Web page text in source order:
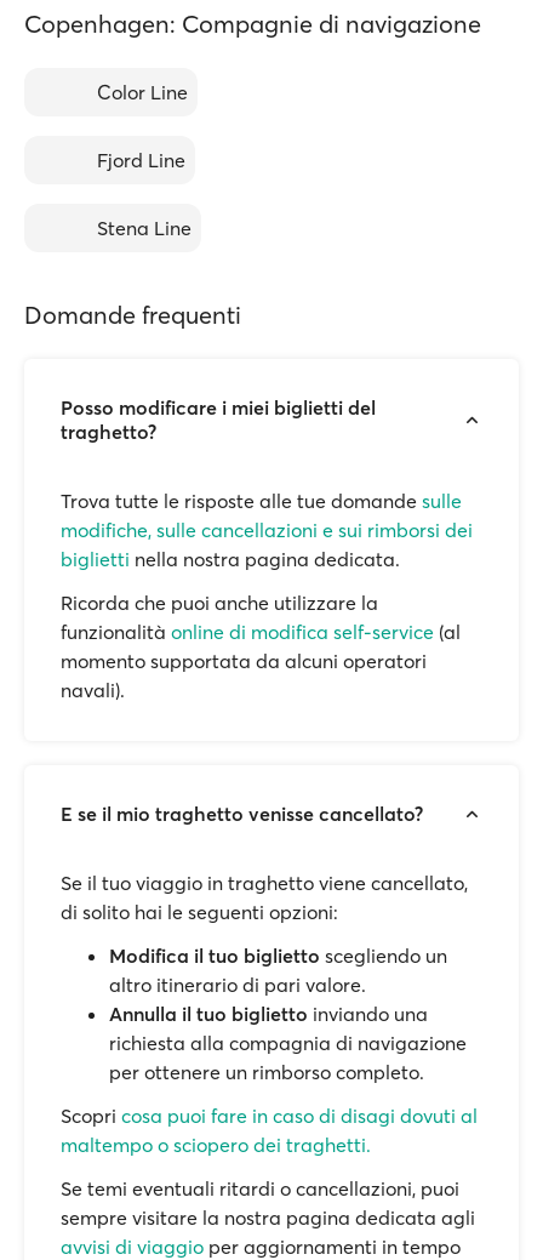
Copenhagen: Compagnie di navigazione
Color Line
Fjord Line
Stena Line
Domande frequenti
Posso modificare i miei biglietti del
traghetto?
Trova tutte le risposte alle tue domande sulle
modifiche, sulle cancellazioni e sui rimborsi dei
biglietti nella nostra pagina dedicata.
Ricorda che puoi anche utilizzare la
funzionalità online di modifica self-service (al
momento supportata da alcuni operatori
navali).
E se il mio traghetto venisse cancellato?
Se il tuo viaggio in traghetto viene cancellato,
di solito hai le seguenti opzioni:
Modifica il tuo biglietto scegliendo un
altro itinerario di pari valore.
Annulla il tuo biglietto inviando una
richiesta alla compagnia di navigazione
per ottenere un rimborso completo.
Scopri cosa puoi fare in caso di disagi dovuti al
maltempo o sciopero dei traghetti.
Se temi eventuali ritardi o cancellazioni, puoi
sempre visitare la nostra pagina dedicata agli
avvisi di viaggio per aggiornamenti in tempo